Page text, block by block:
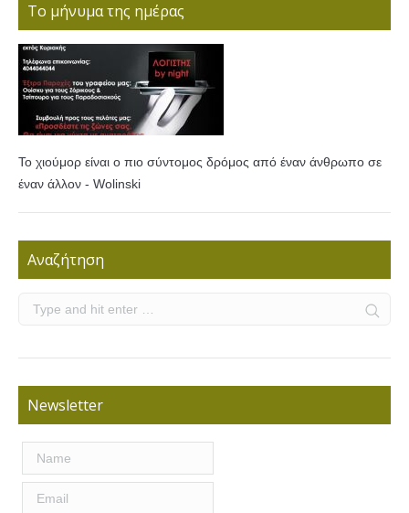
Το μήνυμα της ημέρας
Το χιούμορ είναι ο πιο σύντομος δρόμος από έναν άνθρωπο σε
έναν άλλον - Wolinski
Αναζήτηση
Newsletter